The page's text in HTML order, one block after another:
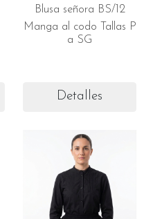
Blusa señora BS/12
Manga al codo Tallas P
a SG
Detalles